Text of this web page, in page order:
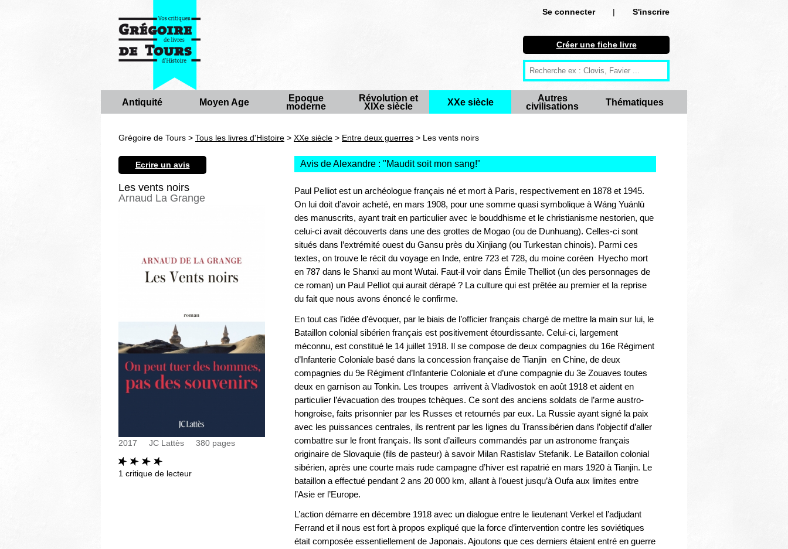
Se connecter |
S'inscrire
S'inscrire
Créer une fiche livre
Antiquité
XXe siècle
Autres civilisations
Thématiques
Créer une fiche livre
Antiquité Moyen Age
Epoque
moderne
Révolution et
XIXe siècle
XXe siècle
Autres
civilisations
Thématiques
Grégoire de Tours > Tous les livres d'Histoire > XXe siècle > Entre deux guerres > Les vents noirs
Ecrire un avis
Les vents noirs
Arnaud La Grange
2017 JC Lattès 380 pages
1 critique de lecteur
Avis de Alexandre : "Maudit soit mon sang!"
Paul Pelliot est un archéologue français né et mort à Paris, respectivement en 1878 et 1945.
On lui doit d’avoir acheté, en mars 1908, pour une somme quasi symbolique à Wáng Yuánlù
des manuscrits, ayant trait en particulier avec le bouddhisme et le christianisme nestorien, que
celui-ci avait découverts dans une des grottes de Mogao (ou de Dunhuang). Celles-ci sont
situés dans l’extrémité ouest du Gansu près du Xinjiang (ou Turkestan chinois). Parmi ces
textes, on trouve le récit du voyage en Inde, entre 723 et 728, du moine coréen Hyecho mort
en 787 dans le Shanxi au mont Wutai. Faut-il voir dans Émile Thelliot (un des personnages de
ce roman) un Paul Pelliot qui aurait dérapé ? La culture qui est prêtée au premier et la reprise
du fait que nous avons énoncé le confirme.
En tout cas l’idée d’évoquer, par le biais de l’officier français chargé de mettre la main sur lui, le
Bataillon colonial sibérien français est positivement étourdissante. Celui-ci, largement
méconnu, est constitué le 14 juillet 1918. Il se compose de deux compagnies du 16e Régiment
d’Infanterie Coloniale basé dans la concession française de Tianjin en Chine, de deux
compagnies du 9e Régiment d’Infanterie Coloniale et d’une compagnie du 3e Zouaves toutes
deux en garnison au Tonkin. Les troupes arrivent à Vladivostok en août 1918 et aident en
particulier l’évacuation des troupes tchèques. Ce sont des anciens soldats de l’arme austro-
hongroise, faits prisonnier par les Russes et retournés par eux. La Russie ayant signé la paix
avec les puissances centrales, ils rentrent par les lignes du Transsibérien dans l’objectif d’aller
combattre sur le front français. Ils sont d’ailleurs commandés par un astronome français
originaire de Slovaquie (fils de pasteur) à savoir Milan Rastislav Stefanik. Le Bataillon colonial
sibérien, après une courte mais rude campagne d’hiver est rapatrié en mars 1920 à Tianjin. Le
bataillon a effectué pendant 2 ans 20 000 km, allant à l’ouest jusqu’à Oufa aux limites entre
l’Asie er l’Europe.
L’action démarre en décembre 1918 avec un dialogue entre le lieutenant Verkel et l’adjudant
Ferrand et il nous est fort à propos expliqué que la force d’intervention contre les soviétiques
était composée essentiellement de Japonais. Ajoutons que ces derniers étaient entré en guerre